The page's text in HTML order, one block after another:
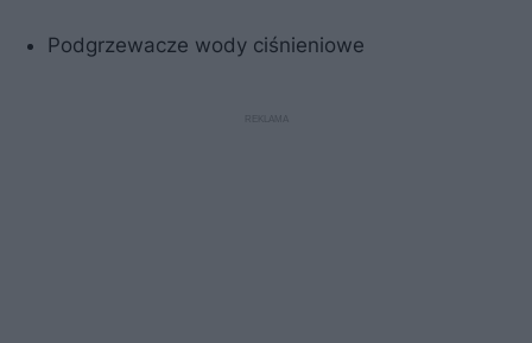
Podgrzewacze wody ciśnieniowe